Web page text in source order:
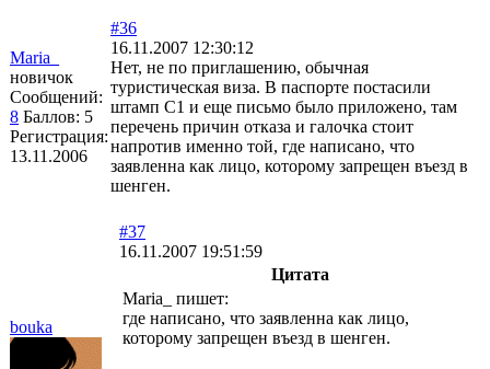
Maria_
новичок
Сообщений:
8 Баллов: 5
Регистрация:
13.11.2006
#36
16.11.2007 12:30:12
Нет, не по приглашению, обычная
туристическая виза. В паспорте постасили
штамп С1 и еще письмо было приложено, там
перечень причин отказа и галочка стоит
напротив именно той, где написано, что
заявленна как лицо, которому запрещен въезд в
шенген.
bouka
#37
16.11.2007 19:51:59
Цитата
Maria_ пишет:
где написано, что заявленна как лицо,
которому запрещен въезд в шенген.